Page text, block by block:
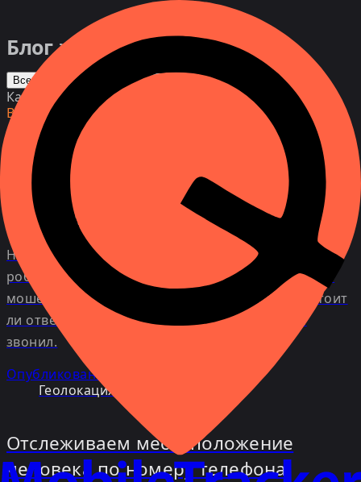
Блог
Все Геолокация Статья
Категория
Все
Кто вам звонил на самом деле? Как
защититься от мошенников в
мессенджерах
Незнакомые звонки в Viber и WhatsApp,
робозвонки, сброшенные вызовы — первый шаг
мошенников. Разбираем, как они действуют, стоит
ли отвечать и как безопасно узнать, кто вам
звонил.
Опубликовано
Геолокация
Отслеживаем местоположение
человека по номеру телефона